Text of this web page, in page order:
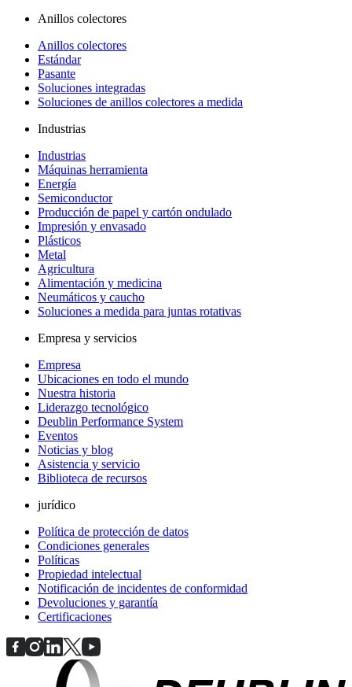
Anillos colectores
Anillos colectores
Estándar
Pasante
Soluciones integradas
Soluciones de anillos colectores a medida
Industrias
Industrias
Máquinas herramienta
Energía
Semiconductor
Producción de papel y cartón ondulado
Impresión y envasado
Plásticos
Metal
Agricultura
Alimentación y medicina
Neumáticos y caucho
Soluciones a medida para juntas rotativas
Empresa y servicios
Empresa
Ubicaciones en todo el mundo
Nuestra historia
Liderazgo tecnológico
Deublin Performance System
Eventos
Noticias y blog
Asistencia y servicio
Biblioteca de recursos
jurídico
Política de protección de datos
Condiciones generales
Políticas
Propiedad intelectual
Notificación de incidentes de conformidad
Devoluciones y garantía
Certificaciones